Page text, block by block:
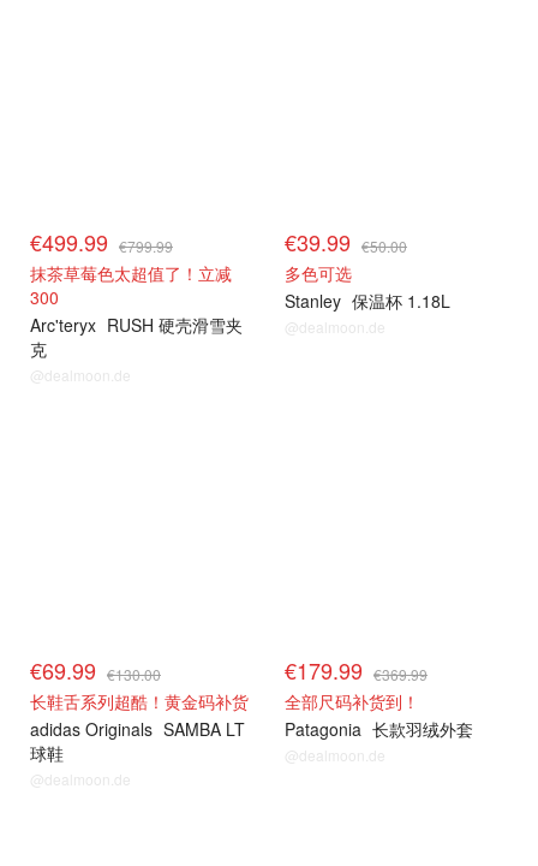
€499.99 €799.99
抹茶草莓色太超值了！立减
300
Arc'teryx RUSH 硬壳滑雪夹
克
@dealmoon.de
€39.99 €50.00
多色可选
Stanley 保温杯 1.18L
@dealmoon.de
€69.99 €130.00
长鞋舌系列超酷！黄金码补货
adidas Originals SAMBA LT
球鞋
@dealmoon.de
€179.99 €369.99
全部尺码补货到！
Patagonia 长款羽绒外套
@dealmoon.de